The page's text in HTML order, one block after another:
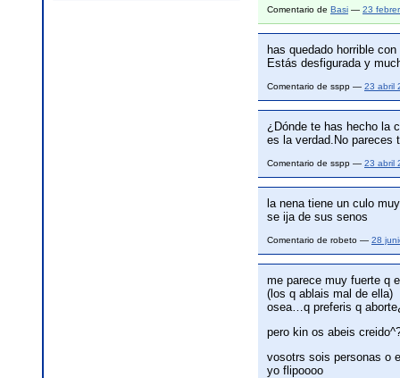
Comentario de Basi — 23
has quedado horrible
Estás desfigurada y
Comentario de sspp — 23 abril
¿Dónde te has hecho la
es la verdad.No pareces
Comentario de sspp — 23 abril
la nena tiene un culo
se ija de sus senos
Comentario de robeto — 28
me parece muy fuerte q
(los q ablais mal de ella)
osea…q preferis q
pero kin os abeis
vosotrs sois personas o
yo flipoooo